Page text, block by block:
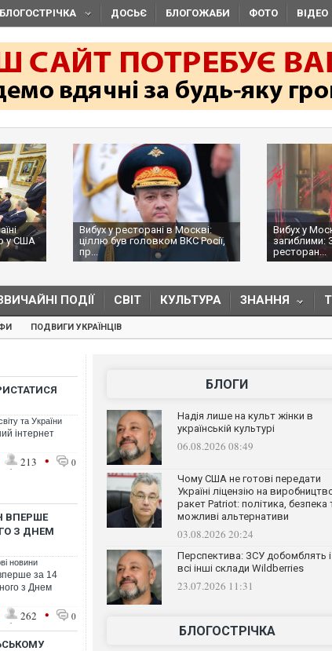
БЛОГОСТРІЧКА ДОСЬЄ БЛОГОЖАБИ ФОТО ВІДЕО
у США
Вибух у ресторані в Москві:
ціллю був головком ВКС Росії,
пр...
Вибух у
загиблими:
ресторан...
ПОДІЇ СВІТ КУЛЬТУРА ЗНАННЯ
ПОДВИГИ УКРАЇНЦІВ
та України
інтернет
213 • 0
ВПЕРШЕ
З ДНЕМ
новини
за 14
з Днем
262 • 0
БЛОГИ
Надія лише на культ жінки в
українській культурі
06.08.2026 08:49
Чому США не готові передати
Україні ліцензію на
ракет Patriot: політика, безпека
можливі альтернативи
03.08.2026 20:24
Перспектива: ЗСУ добомблять і
всі інші склади Wildberries
23.07.2026 11:31
БЛОГОСТРІЧКА